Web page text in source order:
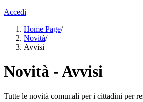
Accedi
Home Page/
Novità/
Avvisi
Novità - Avvisi
Tutte le novità comunali per i cittadini per